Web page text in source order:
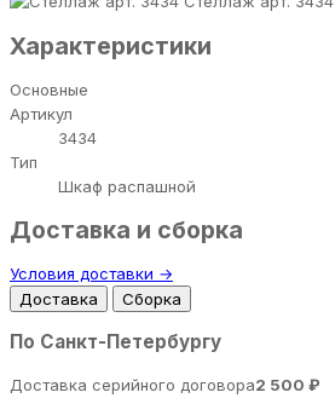
Характеристики
Основные
Артикул
3434
Тип
Шкаф распашной
Доставка и сборка
Условия доставки →
Доставка
Сборка
По Санкт-Петербургу
Доставка серийного договора2 500 ₽